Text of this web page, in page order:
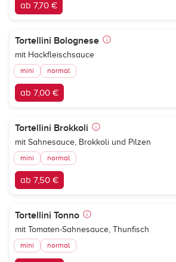
ab 7,70 €
Tortellini Bolognese
mit Hackfleischsauce
mini normal
ab 7,00 €
Tortellini Brokkoli
mit Sahnesauce, Brokkoli und Pilzen
mini normal
ab 7,50 €
Tortellini Tonno
mit Tomaten-Sahnesauce, Thunfisch
mini normal